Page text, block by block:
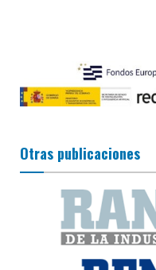
Otras publicaciones